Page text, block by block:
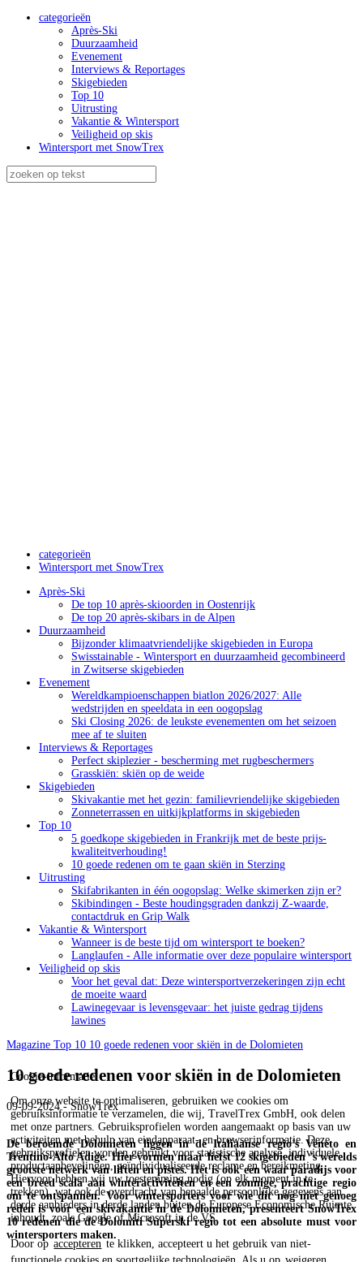
Cookie-informatie
Om onze website te optimaliseren, gebruiken we cookies om
gebruiksinformatie te verzamelen, die wij, TravelTrex GmbH, ook delen
met onze partners. Gebruiksprofielen worden aangemaakt op basis van uw
activiteiten met behulp van eindapparaat- en browserinformatie. Deze
gebruiksprofielen worden gebruikt voor statistische analyse, individuele
productaanbevelingen, geïndividualiseerde reclame en bereikmeting.
Hiervoor hebben wij uw toestemming nodig (op elk moment in te
trekken), wat ook de overdracht van bepaalde persoonlijke gegevens aan
derde aanbieders in derde landen buiten de Europese Economische Ruimte
inhoudt, zoals Google of Microsoft in de VS.
Door op accepteren te klikken, accepteert u het gebruik van niet-
categorieën
Après-Ski
Duurzaamheid
Evenement
Interviews & Reportages
Skigebieden
Top 10
Uitrusting
Vakantie & Wintersport
Veiligheid op skis
Wintersport met SnowTrex
categorieën
Wintersport met SnowTrex
Après-Ski
De top 10 après-skioorden in Oostenrijk
De top 20 après-skibars in de Alpen
Duurzaamheid
Bijzonder klimaatvriendelijke skigebieden in Europa
Swisstainable - Wintersport en duurzaamheid gecombineerd
in Zwitserse skigebieden
Evenement
Wereldkampioenschappen biatlon 2026/2027: Alle
wedstrijden en speeldata in een oogopslag
Ski Closing 2026: de leukste evenementen om het seizoen
mee af te sluiten
Interviews & Reportages
Perfect skiplezier - bescherming met rugbeschermers
Grasskiën: skiën op de weide
Skigebieden
Skivakantie met het gezin: familievriendelijke skigebieden
Zonneterrassen en uitkijkplatforms in skigebieden
Top 10
5 goedkope skigebieden in Frankrijk met de beste prijs-
kwaliteitverhouding!
10 goede redenen om te gaan skiën in Sterzing
Uitrusting
Skifabrikanten in één oogopslag: Welke skimerken zijn er?
Skibindingen - Beste houdingsgraden dankzij Z-waarde,
contactdruk en Grip Walk
Vakantie & Wintersport
Wanneer is de beste tijd om wintersport te boeken?
Langlaufen - Alle informatie over deze populaire wintersport
Veiligheid op skis
Voor het geval dat: Deze wintersportverzekeringen zijn echt
de moeite waard
Lawinegevaar is levensgevaar: het juiste gedrag tijdens
lawines
Magazine Top 10 10 goede redenen voor skiën in de Dolomieten
10 goede redenen voor skiën in de Dolomieten
09-09-2024 - SnowTrex
De beroemde Dolomieten liggen in de Italiaanse regio’s Veneto en
Trentino-Alto Adige. Hier vormen maar liefst 12 skigebieden ’s werelds
grootste netwerk van liften en pistes. Het is ook een waar paradijs voor
een breed scala aan winteractiviteiten en een zonnige, prachtige regio
om te ontspannen. Voor wintersporters voor wie dit nog niet genoeg
reden is voor een skivakantie in de Dolomieten, presenteert SnowTrex
10 redenen die de Dolomiti Superski regio tot een absolute must voor
wintersporters maken.